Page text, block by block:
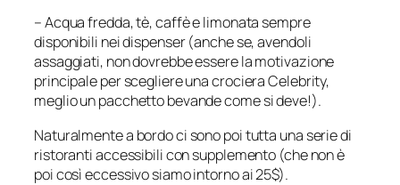
– Acqua fredda, tè, caffè e limonata sempre
disponibili nei dispenser (anche se, avendoli
assaggiati, non dovrebbe essere la motivazione
principale per scegliere una crociera Celebrity,
meglio un pacchetto bevande come si deve!).
Naturalmente a bordo ci sono poi tutta una serie di
ristoranti accessibili con supplemento (che non è
poi così eccessivo siamo intorno ai 25$).